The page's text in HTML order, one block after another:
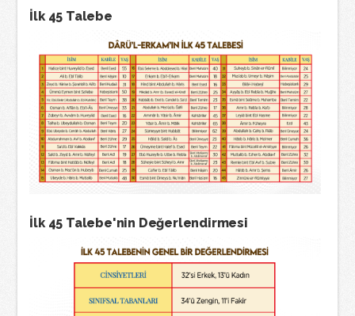
İlk 45 Talebe
İlk 45 Talebe'nin Değerlendirmesi